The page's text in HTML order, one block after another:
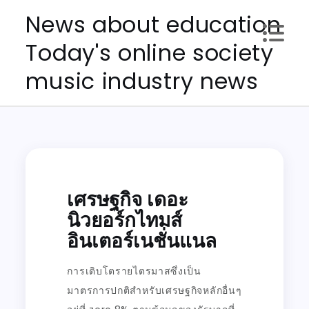
content
News about education
Today's online society
music industry news
เศรษฐกิจ เดอะ
นิวยอร์กไทมส์
อินเตอร์เนชั่นแนล
การเติบโตรายไตรมาสซึ่งเป็น
มาตรการปกติสำหรับเศรษฐกิจหลักอื่นๆ